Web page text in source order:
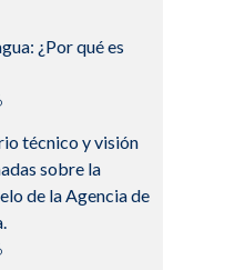
¿Por qué es
técnico y visión
sobre la
de la Agencia de